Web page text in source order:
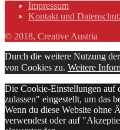
Impressum
Kontakt und
© 2018, Creative Austria
Durch die weitere Nutzung
von Cookies zu. Weitere
Die Cookie-Einstellungen auf
zulassen" eingestellt, um das
Wenn du diese Website ohne
verwendest oder auf